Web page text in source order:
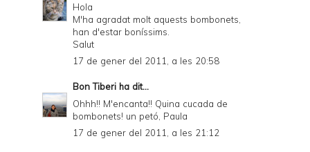
Hola
M'ha agradat molt aquests bombonets,
han d'estar boníssims.
Salut
17 de gener del 2011, a les 20:58
Bon Tiberi ha dit...
Ohhh!! M'encanta!! Quina cucada de
bombonets! un petó, Paula
17 de gener del 2011, a les 21:12